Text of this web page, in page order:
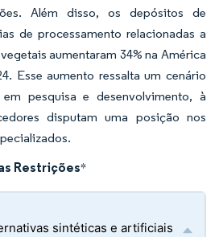
Além disso, os depósitos de
de processamento relacionadas a
aumentaram 34% na América
Esse aumento ressalta um cenário
pesquisa e desenvolvimento, à
disputam uma posição nos
Restrições*
sintéticas e artificiais